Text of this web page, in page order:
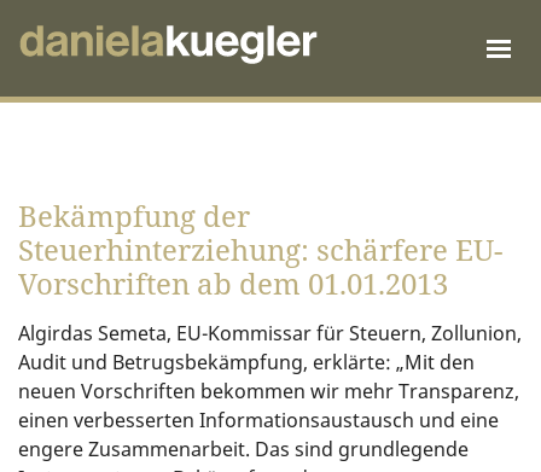
Bekämpfung der
Steuerhinterziehung: schärfere EU-
Vorschriften ab dem 01.01.2013
Algirdas Semeta, EU-Kommissar für Steuern, Zollunion,
Audit und Betrugsbekämpfung, erklärte: „Mit den
neuen Vorschriften bekommen wir mehr Transparenz,
einen verbesserten Informationsaustausch und eine
engere Zusammenarbeit. Das sind grundlegende